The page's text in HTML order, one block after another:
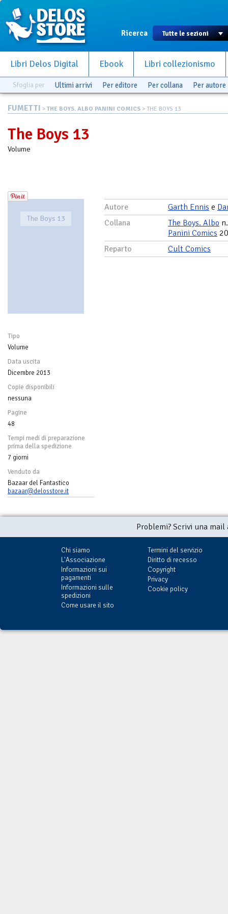
Ricerca
Libri Delos Digital Ebook Libri collezionismo
Sfoglia per Ultimi arrivi Per editore Per collana Per autore
FUMETTI > THE BOYS. ALBO PANINI COMICS > THE BOYS 13
The Boys 13
Volume
The Boys 13
Tipo
Volume
Data uscita
Dicembre 2013
Copie disponibili
nessuna
Pagine
48
Tempi medi di preparazione
prima della spedizione
7 giorni
Venduto da
Bazaar del Fantastico
bazaar@delosstore.it
Autore Garth Ennis e
Collana
The Boys. Albo
Panini Comics
Reparto
Cult Comics
Problemi? Scrivi una
Chi siamo
L'Associazione
Informazioni sui
pagamenti
Informazioni sulle
spedizioni
Come usare il sito
Termini del servizio
Diritto di recesso
Copyright
Privacy
Cookie policy